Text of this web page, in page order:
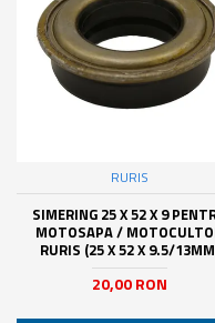
RURIS
SIMERING 25 X 52 X 9
MOTOSAPA /
RURIS (25 X 52 X 9.5/
20,00 RON